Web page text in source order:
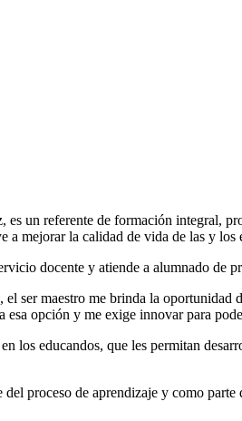
un referente de formación integral,
a mejorar la calidad de vida de las y los
docente y atiende a alumnado
ser maestro me brinda la
opción y me exige innovar para
los educandos, que les permitan
proceso de aprendizaje y como